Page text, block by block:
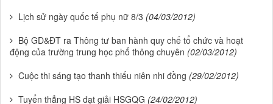
Lịch sử ngày quốc tế phụ nữ 8/3 (04/03/2012)
Bộ GD&ĐT ra Thông tư ban hành quy chế tổ chức và hoạt
động của trường trung học phổ thông chuyên (02/03/2012)
Cuộc thi sáng tạo thanh thiếu niên nhi đồng (29/02/2012)
Tuyển thẳng HS đạt giải HSGQG (24/02/2012)